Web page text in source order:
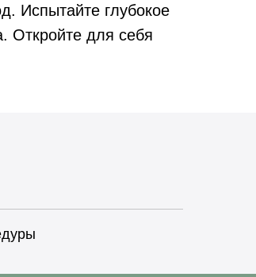
Испытайте глубокое
Откройте для себя